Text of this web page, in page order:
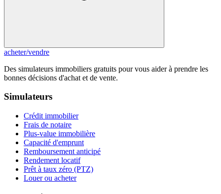
acheter/vendre
Des simulateurs immobiliers gratuits pour vous aider à prendre les
bonnes décisions d'achat et de vente.
Simulateurs
Crédit immobilier
Frais de notaire
Plus-value immobilière
Capacité d'emprunt
Remboursement anticipé
Rendement locatif
Prêt à taux zéro (PTZ)
Louer ou acheter